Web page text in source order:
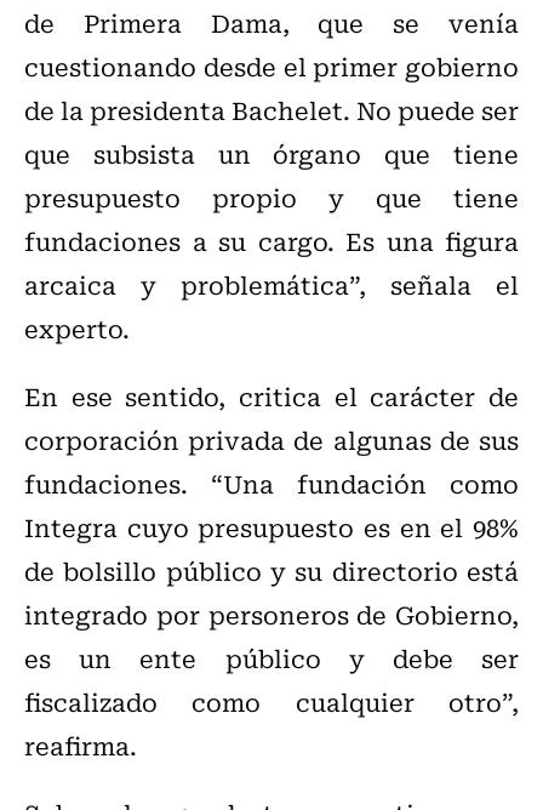
de Primera Dama, que se venía
cuestionando desde el primer gobierno
de la presidenta Bachelet. No puede ser
que subsista un órgano que tiene
presupuesto propio y que tiene
fundaciones a su cargo. Es una figura
arcaica y problemática”, señala el
experto.
En ese sentido, critica el carácter de
corporación privada de algunas de sus
fundaciones. “Una fundación como
Integra cuyo presupuesto es en el 98%
de bolsillo público y su directorio está
integrado por personeros de Gobierno,
es un ente público y debe ser
fiscalizado como cualquier otro”,
reafirma.